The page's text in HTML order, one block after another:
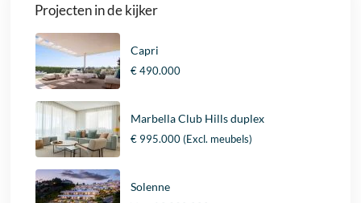
Projecten in de kijker
Capri
€ 490.000
Marbella Club Hills duplex
€ 995.000(Excl. meubels)
Solenne